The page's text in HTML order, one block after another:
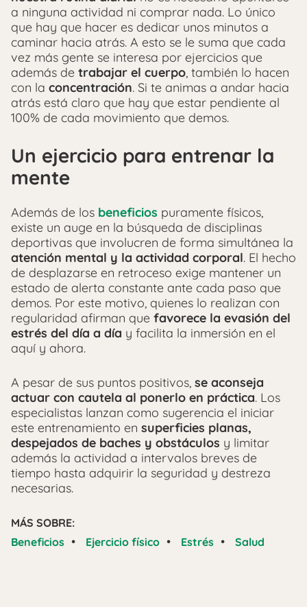
a ninguna actividad ni comprar nada. Lo único
que hay que hacer es dedicar unos minutos a
caminar hacia atrás. A esto se le suma que cada
vez más gente se interesa por ejercicios que
además de trabajar el cuerpo, también lo hacen
con la concentración. Si te animas a andar hacia
atrás está claro que hay que estar pendiente al
100% de cada movimiento que demos.
Un ejercicio para entrenar la
mente
Además de los beneficios puramente físicos,
existe un auge en la búsqueda de disciplinas
deportivas que involucren de forma simultánea la
atención mental y la actividad corporal. El hecho
de desplazarse en retroceso exige mantener un
estado de alerta constante ante cada paso que
demos. Por este motivo, quienes lo realizan con
regularidad afirman que favorece la evasión del
estrés del día a día y facilita la inmersión en el
aquí y ahora.
A pesar de sus puntos positivos, se aconseja
actuar con cautela al ponerlo en práctica. Los
especialistas lanzan como sugerencia el iniciar
este entrenamiento en superficies planas,
despejados de baches y obstáculos y limitar
además la actividad a intervalos breves de
tiempo hasta adquirir la seguridad y destreza
necesarias.
MÁS SOBRE:
Beneficios • Ejercicio físico • Estrés • Salud